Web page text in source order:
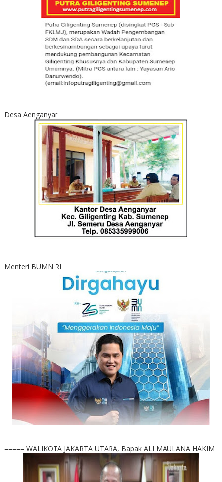
Desa Aenganyar
Menteri BUMN RI
===== WALIKOTA JAKARTA UTARA, Bapak ALI MAULANA HAKIM